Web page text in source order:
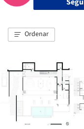
Ordenar